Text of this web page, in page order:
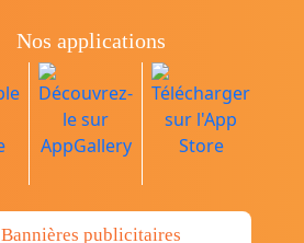
Nos applications
Bannières publicitaires